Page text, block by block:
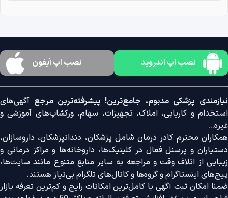
نصب اپ اندروید نصب اپ آیفون
نیازمندی پزشکی مدبوم، جامع‌ترین! پیشرفته‌ترین مرجع آگهی‌های
استخدام و کاریابی، املاک، تجهیزات، سهام، ورکشاپ‌های آموزشی و
غیره...
همکاران محترم کادر درمان شامل پزشکان، دندانپزشکان، داروسازان،
دستیاران و پرسنل فعال در کلینیک‌ها، داروخانه‌ها و مراکز درمانی و
زیبایی از اتلاف وقت و مراجعه به سایر منابع متنوع مانند سایت‌ها،
پیج‌های اینستاگرام و گروه‌ها و کانال‌های تلگرام بی‌نیاز هستند.
ضمنا امکان ثبت آگهی با کامل‌ترین امکانات رایج و کم‌ترین تعرفه بازار